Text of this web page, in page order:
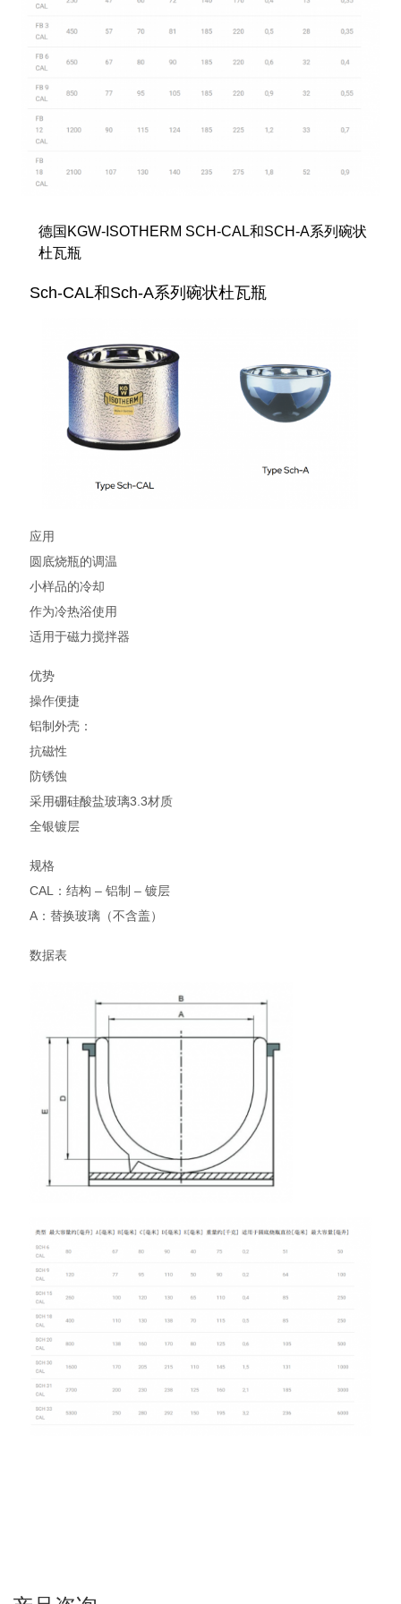
德国KGW-ISOTHERM SCH-CAL和SCH-A系列碗状
杜瓦瓶
Sch-CAL和Sch-A系列碗状杜瓦瓶
应用
圆底烧瓶的调温
小样品的冷却
作为冷热浴使用
适用于磁力搅拌器
优势
操作便捷
铝制外壳：
抗磁性
防锈蚀
采用硼硅酸盐玻璃3.3材质
全银镀层
规格
CAL：结构 – 铝制 – 镀层
A：替换玻璃（不含盖）
数据表